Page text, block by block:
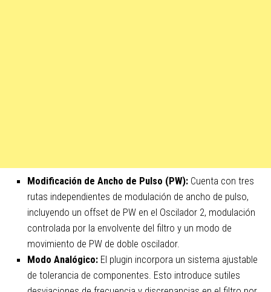
Modificación de Ancho de Pulso (PW): Cuenta con tres
rutas independientes de modulación de ancho de pulso,
incluyendo un offset de PW en el Oscilador 2, modulación
controlada por la envolvente del filtro y un modo de
movimiento de PW de doble oscilador.
Modo Analógico: El plugin incorpora un sistema ajustable
de tolerancia de componentes. Esto introduce sutiles